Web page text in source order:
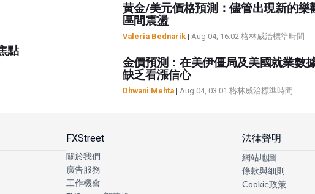
點
黃金/美元價格預測：儘管出現新的樂
區間震盪
Valeria Bednarik| Aug 04, 16:02 格林威治標準時間
金價預測：在美伊僵局及美國就業數
缺乏看漲信心
Dhwani Mehta| Aug 04, 03:01 格林威治標準時間
FXStreet
關於我們
廣告服務
工作機會
法律聲明
網站地圖
條款與細則
Cookie政策